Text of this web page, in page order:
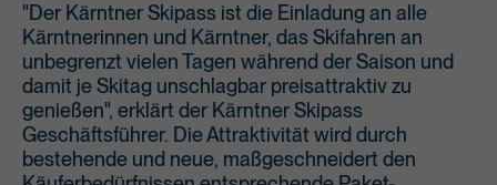
"Der Kärntner Skipass ist die Einladung an alle
Kärntnerinnen und Kärntner, das Skifahren an
unbegrenzt vielen Tagen während der Saison und
damit je Skitag unschlagbar preisattraktiv zu
genießen", erklärt der Kärntner Skipass
Geschäftsführer. Die Attraktivität wird durch
bestehende und neue, maßgeschneidert den